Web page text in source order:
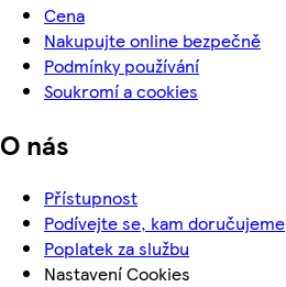
Cena
Nakupujte online bezpečně
Podmínky používání
Soukromí a cookies
O nás
Přístupnost
Podívejte se, kam doručujeme
Poplatek za službu
Nastavení Cookies